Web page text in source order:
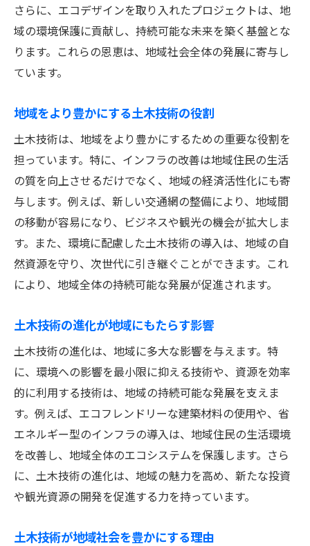
さらに、エコデザインを取り入れたプロジェクトは、地
域の環境保護に貢献し、持続可能な未来を築く基盤とな
ります。これらの恩恵は、地域社会全体の発展に寄与し
ています。
地域をより豊かにする土木技術の役割
土木技術は、地域をより豊かにするための重要な役割を
担っています。特に、インフラの改善は地域住民の生活
の質を向上させるだけでなく、地域の経済活性化にも寄
与します。例えば、新しい交通網の整備により、地域間
の移動が容易になり、ビジネスや観光の機会が拡大しま
す。また、環境に配慮した土木技術の導入は、地域の自
然資源を守り、次世代に引き継ぐことができます。これ
により、地域全体の持続可能な発展が促進されます。
土木技術の進化が地域にもたらす影響
土木技術の進化は、地域に多大な影響を与えます。特
に、環境への影響を最小限に抑える技術や、資源を効率
的に利用する技術は、地域の持続可能な発展を支えま
す。例えば、エコフレンドリーな建築材料の使用や、省
エネルギー型のインフラの導入は、地域住民の生活環境
を改善し、地域全体のエコシステムを保護します。さら
に、土木技術の進化は、地域の魅力を高め、新たな投資
や観光資源の開発を促進する力を持っています。
土木技術が地域社会を豊かにする理由